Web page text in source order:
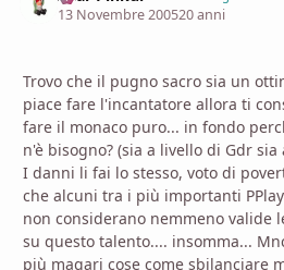
13 Novembre 200520 anni
Trovo che il pugno sacro sia un
piace fare l'incantatore allora ti
fare il monaco puro... in fondo
n'è bisogno? (sia a livello di Gdr
I danni li fai lo stesso, voto di
che alcuni tra i più importanti
non considerano nemmeno valide
su questo talento.... insomma...
più magari cose come sbilanciare